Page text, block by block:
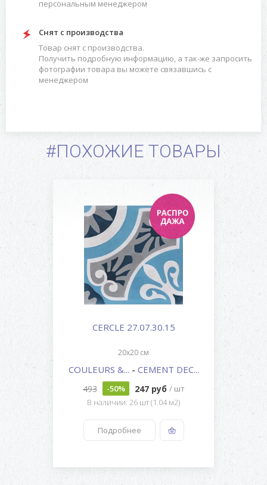
персональным менеджером
Снят с производства
Товар снят с производства.
Получить подробную информацию, а так-же запросить
фотографии товара вы можете связавшись с
менеджером
#ПОХОЖИЕ ТОВАРЫ
CERCLE 27.07.30.15
20x20 см
COULEURS &... - CEMENT DEC...
493 -50% 247 руб / шт
В наличии: 26 шт (1.04 м2)
Подробнее